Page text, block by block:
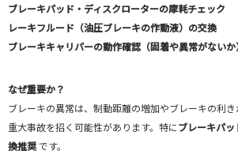
ブレーキパッド・ディスクローターの摩耗チェック
レーキフルード（油圧ブレーキの作動液）の交換
ブレーキキャリパーの動作確認（固着や異常がないか
なぜ重要か？
ブレーキの異常は、制動距離の増加やブレーキの利き
重大事故を招く可能性があります。特にブレーキパ
換推奨です。